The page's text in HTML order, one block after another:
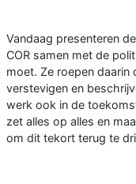
Vandaag presenteren
COR samen met de
moet. Ze roepen
verstevigen en
werk ook in de
zet alles op alles en
om dit tekort terug te